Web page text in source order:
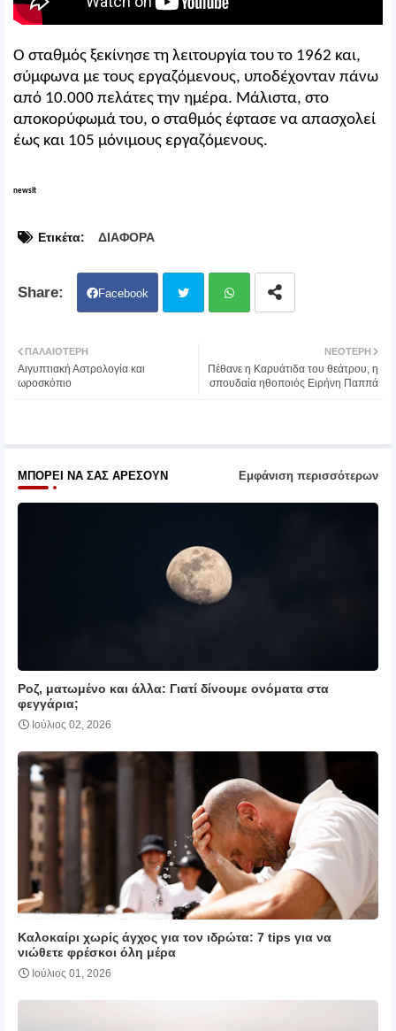
Ο σταθμός ξεκίνησε τη λειτουργία του το 1962 και,
σύμφωνα με τους εργαζόμενους, υποδέχονταν πάνω
από 10.000 πελάτες την ημέρα. Μάλιστα, στο
αποκορύφωμά του, ο σταθμός έφτασε να απασχολεί
έως και 105 μόνιμους εργαζόμενους.
newsit
Ετικέτα: ΔΙΑΦΟΡΑ
Facebook
atsa
ΝΕΌΤΕΡΗ
Πέθανε η Καρυάτιδα του θεάτρου, η
σπουδαία ηθοποιός Ειρήνη Παππά
ΠΑΛΑΙΌΤΕΡΗ
Αιγυπτιακή Αστρολογία και
ωροσκόπιο
ΜΠΟΡΕΊ ΝΑ ΣΑΣ ΑΡΈΣΟΥΝ Εμφάνιση περισσότερων
Ροζ, ματωμένο και άλλα: Γιατί δίνουμε ονόματα στα
φεγγάρια;
Ιούλιος 02, 2026
Καλοκαίρι χωρίς άγχος για τον ιδρώτα: 7 tips για να
νιώθετε φρέσκοι όλη μέρα
Ιούλιος 01, 2026